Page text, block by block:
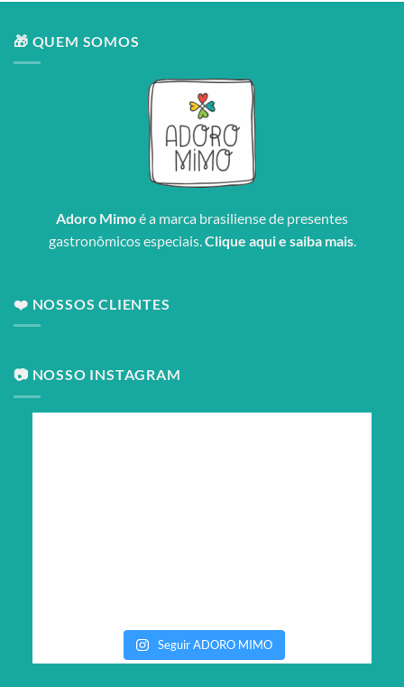
🎁 QUEM SOMOS
Adoro Mimoé a marca brasiliense de presentes
gastronômicos especiais.Clique aqui e saiba mais.
❤️ NOSSOS CLIENTES
📷 NOSSO INSTAGRAM
Seguir ADORO MIMO